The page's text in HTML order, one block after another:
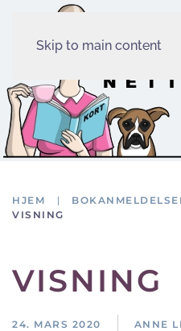
Skip to main content
HJEM
VISNING
VISNING
24. MARS 2020 ANNE